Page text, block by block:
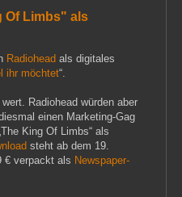
Of Limbs" als
Radiohead als digitales
ihr möchtet“.
Radiohead würden aber
einen Marketing-Gag
King Of Limbs“ als
steht ab dem 19.
€ verpackt als Newspaper-